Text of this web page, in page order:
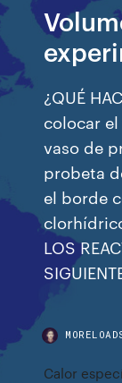
¿QUÉ
colocar
vaso de
probeta
el borde
LOS
Calor